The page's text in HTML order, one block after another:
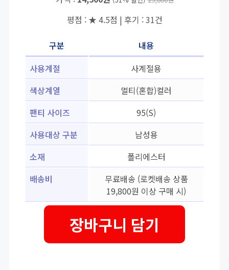
평점 : ★ 4.5점 | 후기 : 31건
구분
내용
사용계절
사계절용
색상계열
멀티(혼합)컬러
팬티 사이즈
95(S)
사용대상 구분
남성용
소재
폴리에스터
배송비
무료배송 (로켓배송 상품
19,800원 이상 구매 시)
장바구니 담기